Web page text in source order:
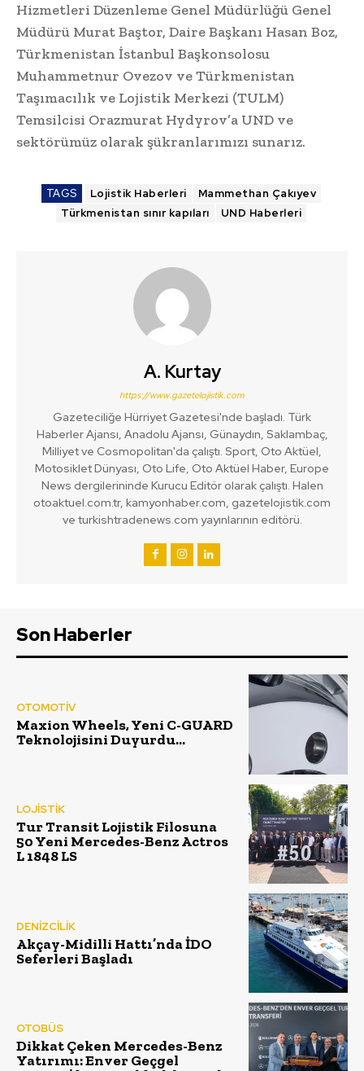
Hizmetleri Düzenleme Genel Müdürlüğü Genel
Müdürü Murat Baştor, Daire Başkanı Hasan Boz,
Türkmenistan İstanbul Başkonsolosu
Muhammetnur Ovezov ve Türkmenistan
Taşımacılık ve Lojistik Merkezi (TULM)
Temsilcisi Orazmurat Hydyrov’a UND ve
sektörümüz olarak şükranlarımızı sunarız.
TAGS Lojistik Haberleri
Mammethan Çakıyev
Türkmenistan sınır kapıları
UND Haberleri
A. Kurtay
https://www.gazetelojistik.com
Gazeteciliğe Hürriyet Gazetesi'nde başladı. Türk
Haberler Ajansı, Anadolu Ajansı, Günaydın, Saklambaç,
Milliyet ve Cosmopolitan'da çalıştı. Sport, Oto Aktüel,
Motosiklet Dünyası, Oto Life, Oto Aktüel Haber, Europe
News dergilerininde Kurucu Editör olarak çalıştı. Halen
otoaktuel.com.tr, kamyonhaber.com, gazetelojistik.com
ve turkishtradenews.com yayınlarının editörü.
Son Haberler
OTOMOTİV
Maxion Wheels, Yeni C-GUARD
Teknolojisini Duyurdu…
LOJİSTİK
Tur Transit Lojistik Filosuna
50 Yeni Mercedes-Benz Actros
L 1848 LS
DENİZCİLİK
Akçay-Midilli Hattı’nda İDO
Seferleri Başladı
OTOBÜS
Dikkat Çeken Mercedes-Benz
Yatırımı: Enver Geçgel